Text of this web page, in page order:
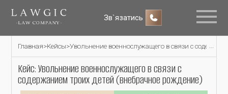
Зв`язатись
Главная>Кейсы>Увольнение военнослужащего в связи с
Кейс: Увольнение военнослужащего в связи с
содержанием троих детей (внебрачное рождение)